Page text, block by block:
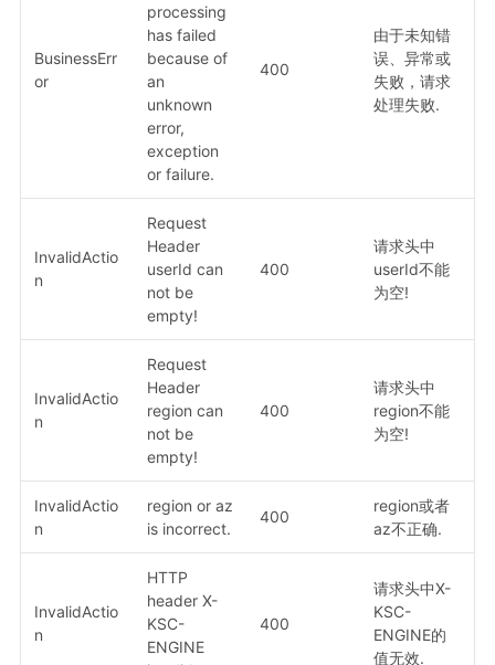
BusinessErr
or
processing
has failed
because of
an
unknown
error,
exception
or failure.
400
由于未知错
误、异常或
失败，请求
处理失败.
InvalidActio
n
Request
Header
userId can
not be
empty!
400
请求头中
userId不能
为空!
InvalidActio
n
Request
Header
region can
not be
empty!
400
请求头中
region不能
为空!
InvalidActio
n
region or az
is incorrect.
400
region或者
az不正确.
InvalidActio
n
HTTP
header X-
KSC-
ENGINE
400
请求头中X-
KSC-
ENGINE的
值无效.